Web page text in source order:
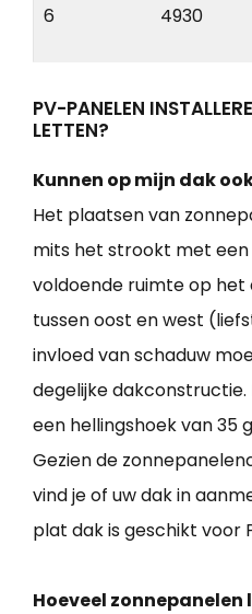
6 4930
PV-PANELEN
LETTEN?
Kunnen op mijn dak
Het plaatsen van
mits het strookt met
voldoende ruimte op
tussen oost en west
invloed van schaduw
degelijke dakconstructie.
een hellingshoek van 35
Gezien de
vind je of uw dak in
plat dak is geschikt voor
Hoeveel